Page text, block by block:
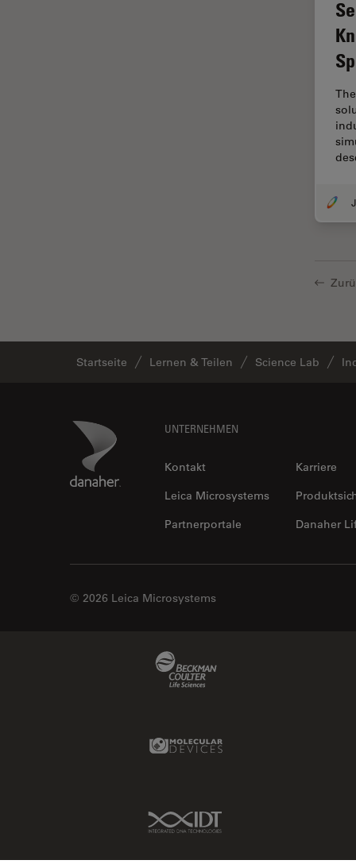
Halbleiterindustrie
F-Techniques
Färbung
(Fluoreszenzlebensdauer-
Imaging-Mikroskopie)
Fortgeschrittene
Mikroskopietechniken
Geschichte
Startseite Lernen & Teilen Science Lab
Danaher Logo UNTERNEHMEN
Kontakt
Karriere
Leica Microsystems
Partnerportale
Danaher
© 2026 Leica Microsystems
Molecular Devices Link
IDT Link